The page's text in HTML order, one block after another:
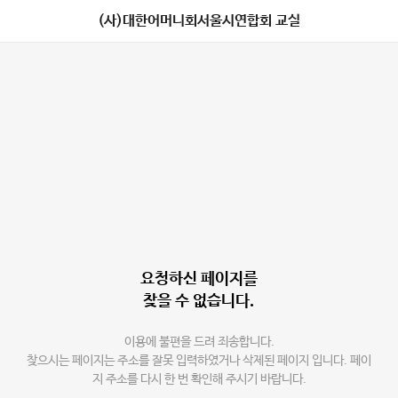
(사)대한어머니회서울시연합회 교실
요청하신 페이지를
찾을 수 없습니다.
이용에 불편을 드려 죄송합니다.
찾으시는 페이지는 주소를 잘못 입력하였거나 삭제된 페이지 입니다. 페이
지 주소를 다시 한 번 확인해 주시기 바랍니다.